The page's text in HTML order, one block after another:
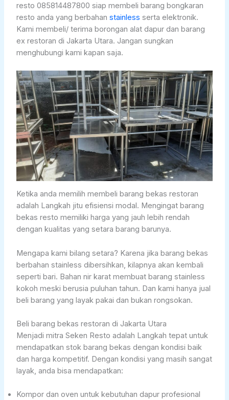
resto 085814487800 siap membeli barang bongkaran
resto anda yang berbahan stainless serta elektronik.
Kami membeli/ terima borongan alat dapur dan barang
ex restoran di Jakarta Utara. Jangan sungkan
menghubungi kami kapan saja.
Ketika anda memilih membeli barang bekas restoran
adalah Langkah jitu efisiensi modal. Mengingat barang
bekas resto memiliki harga yang jauh lebih rendah
dengan kualitas yang setara barang barunya.
Mengapa kami bilang setara? Karena jika barang bekas
berbahan stainless dibersihkan, kilapnya akan kembali
seperti bari. Bahan nir karat membuat barang stainless
kokoh meski berusia puluhan tahun. Dan kami hanya jual
beli barang yang layak pakai dan bukan rongsokan.
Beli barang bekas restoran di Jakarta Utara
Menjadi mitra Seken Resto adalah Langkah tepat untuk
mendapatkan stok barang bekas dengan kondisi baik
dan harga kompetitif. Dengan kondisi yang masih sangat
layak, anda bisa mendapatkan:
Kompor dan oven untuk kebutuhan dapur profesional